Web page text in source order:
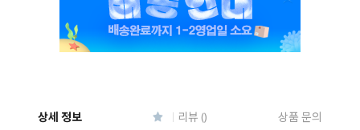
상세 정보 리뷰 () 상품 문의